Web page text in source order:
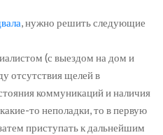
, нужно решить следующие
(с выездом на дом и
отсутствия щелей в
коммуникаций и наличия
то неполадки, то в первую
приступать к дальнейшим